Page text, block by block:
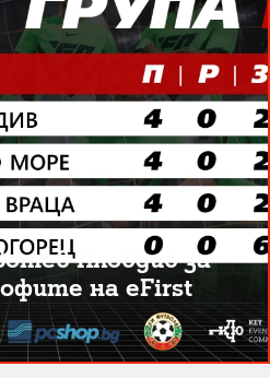
Пловдив за
на eFirst